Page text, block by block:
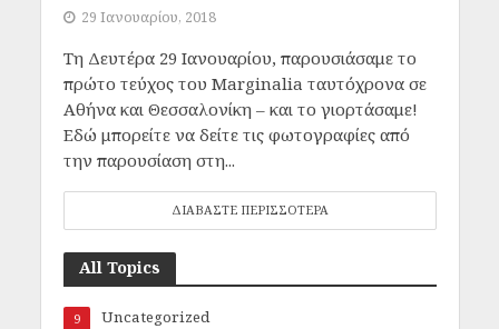
29 Ιανουαρίου, 2018
Τη Δευτέρα 29 Ιανουαρίου, παρουσιάσαμε το
πρώτο τεύχος του Marginalia ταυτόχρονα σε
Αθήνα και Θεσσαλονίκη – και το γιορτάσαμε!
Εδώ μπορείτε να δείτε τις φωτογραφίες από
την παρουσίαση στη...
ΔΙΑΒΑΣΤΕ ΠΕΡΙΣΣΟΤΕΡΑ
All Topics
Uncategorized
9